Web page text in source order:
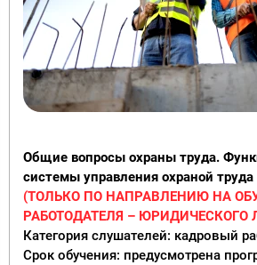
Общие вопросы охраны труда.
системы управления охраной труда
(ТОЛЬКО ПО НАПРАВЛЕНИЮ НА
РАБОТОДАТЕЛЯ – ЮРИДИЧЕСКОГО
Категория слушателей: кадровый
Срок обучения: предусмотрена